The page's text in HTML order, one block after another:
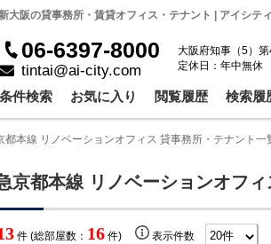
阪の貸事務所・賃貸オフィス・テナント | アイシテ
06-6397-8000
tintai@ai-city.com
大阪府知事（5）
定休日：年中無
条件検索 お気に入り 閲覧履歴 検索履
都本線 リノベーションオフィス 貸事務所・テナント一
京都本線 リノベーションオフ
件 (総部屋数： 16 件) 表示件数